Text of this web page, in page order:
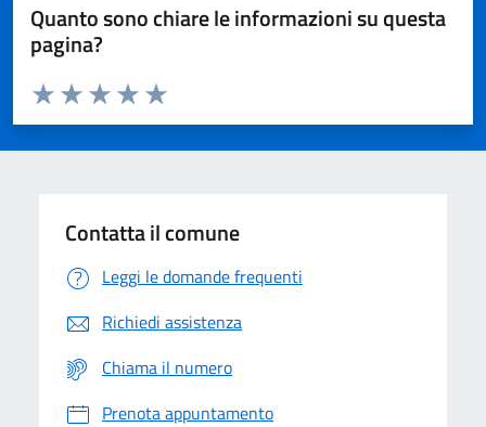
Quanto sono chiare le informazioni su questa
pagina?
Domanda
Valuta da 1 a 5 stelle la pagina
Valuta 5 stelle su 5
Valuta 4 stelle su 5
Valuta 3 stelle su 5
Valuta 2 stelle su 5
Valuta 1 stelle su 5
Contatta il comune
Leggi le domande frequenti
Richiedi assistenza
Chiama il numero
Prenota appuntamento